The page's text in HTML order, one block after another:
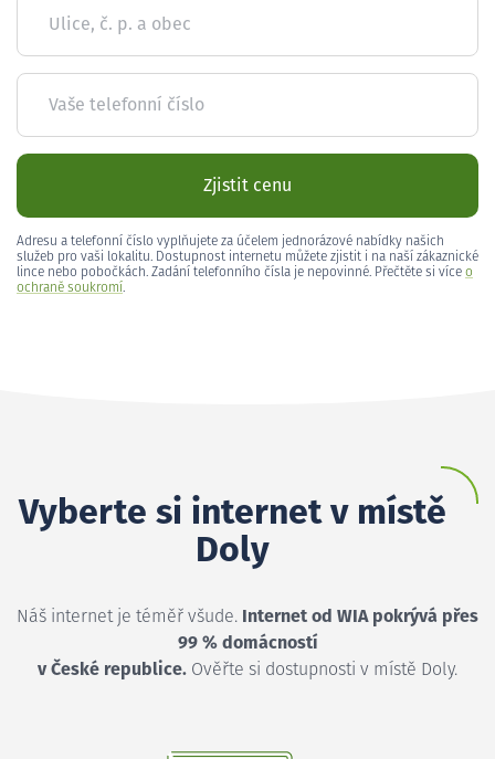
Ulice, č. p. a obec
Vaše telefonní číslo
Zjistit cenu
Adresu a telefonní číslo vyplňujete za účelem jednorázové nabídky našich
služeb pro vaši lokalitu. Dostupnost internetu můžete zjistit i na naší zákaznické
lince nebo pobočkách. Zadání telefonního čísla je nepovinné. Přečtěte si více o
ochraně soukromí.
Vyberte si internet v místě
Doly
Náš internet je téměř všude. Internet od WIA pokrývá přes
99 % domácností
v České republice. Ověřte si dostupnosti v místě Doly.